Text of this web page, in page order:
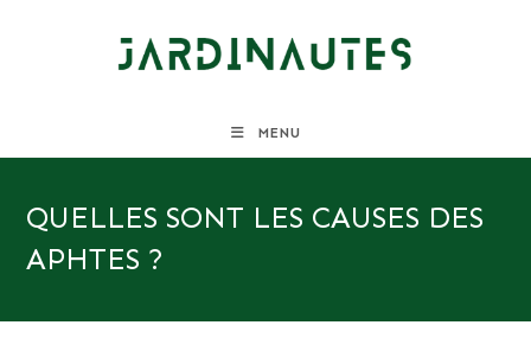
MENU
QUELLES SONT LES CAUSES DES
APHTES ?